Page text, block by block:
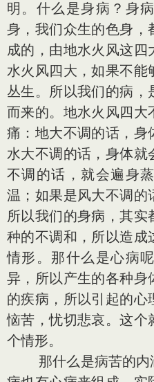
明。什么是身病？身
身，我们众生的色身，
成的，由地水火风这
水火风四大，如果不能
丛生。所以我们的病，
而来的。地水火风四大
痛：地大不调的话，身
水大不调的话，身体就
不调的话，就会遍身
温；如果是风大不调的
所以我们的身病，其
种的不调和，所以造成
情形。那什么是心病
异，所以产生的各种身
的疾病，所以引起的心
恼苦，忧切悲哀。这个
个情形。
那什么是病苦的内